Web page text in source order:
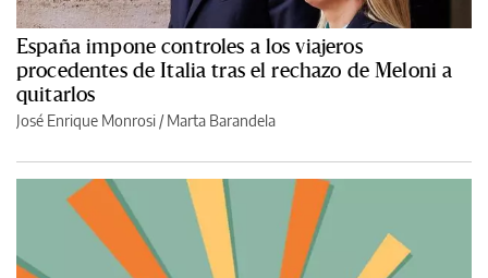
España impone controles a los viajeros
procedentes de Italia tras el rechazo de Meloni a
quitarlos
José Enrique Monrosi / Marta Barandela